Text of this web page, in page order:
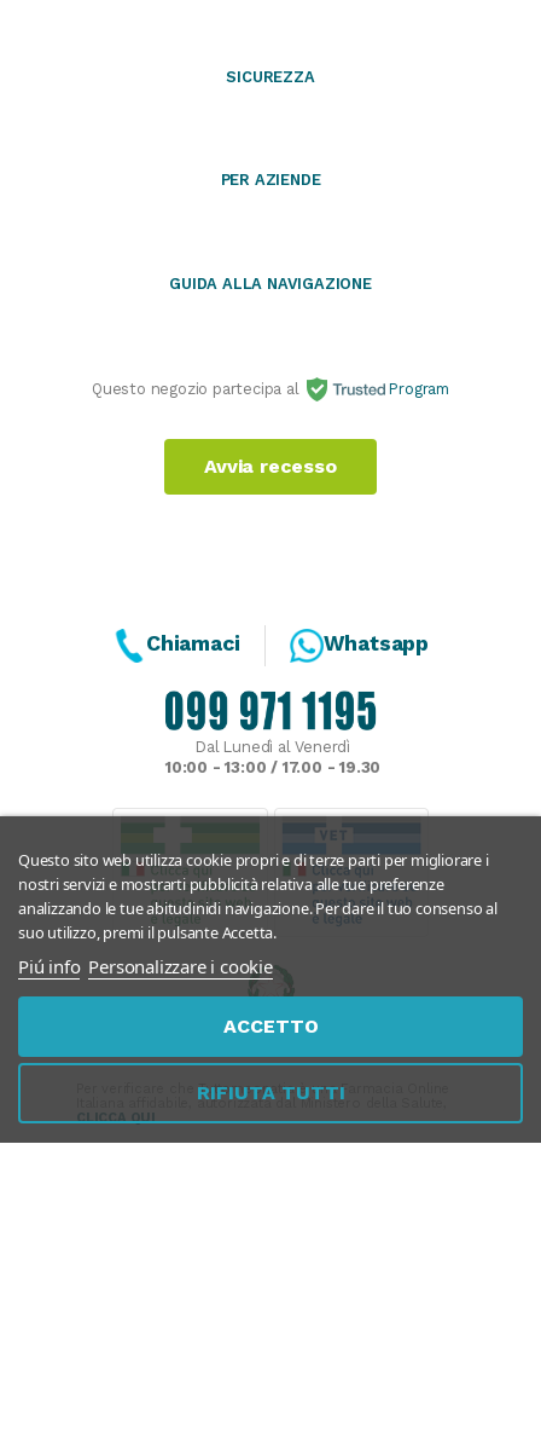
SICUREZZA
PER AZIENDE
GUIDA ALLA NAVIGAZIONE
Questo negozio partecipa al Program
Avvia recesso
Questo sito web utilizza cookie propri e di terze parti per migliorare i
nostri servizi e mostrarti pubblicità relativa alle tue preferenze
analizzando le tue abitudinidi navigazione. Per dare il tuo consenso al
suo utilizzo, premi il pulsante Accetta.
Piú info Personalizzare i cookie
RIFIUTA TUTTI
ACCETTO
Chiamaci Whatsapp
Dal Lunedì al Venerdì
10:00 - 13:00 / 17.00 - 19.30
Per verificare che Tuttomeopatia è una Farmacia Online
Italiana affidabile, autorizzata dal Ministero della Salute,
CLICCA QUI